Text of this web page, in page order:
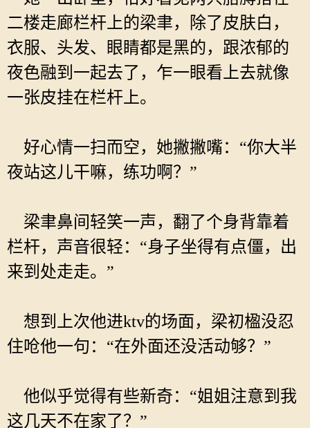
二楼走廊栏杆上的梁聿，除了皮肤白，
衣服、头发、眼睛都是黑的，跟浓郁的
夜色融到一起去了，乍一眼看上去就像
一张皮挂在栏杆上。
好心情一扫而空，她撇撇嘴：“你大半
夜站这儿干嘛，练功啊？”
梁聿鼻间轻笑一声，翻了个身背靠着
栏杆，声音很轻：“身子坐得有点僵，出
来到处走走。”
想到上次他进ktv的场面，梁初楹没忍
住呛他一句：“在外面还没活动够？”
他似乎觉得有些新奇：“姐姐注意到我
这几天不在家了？”